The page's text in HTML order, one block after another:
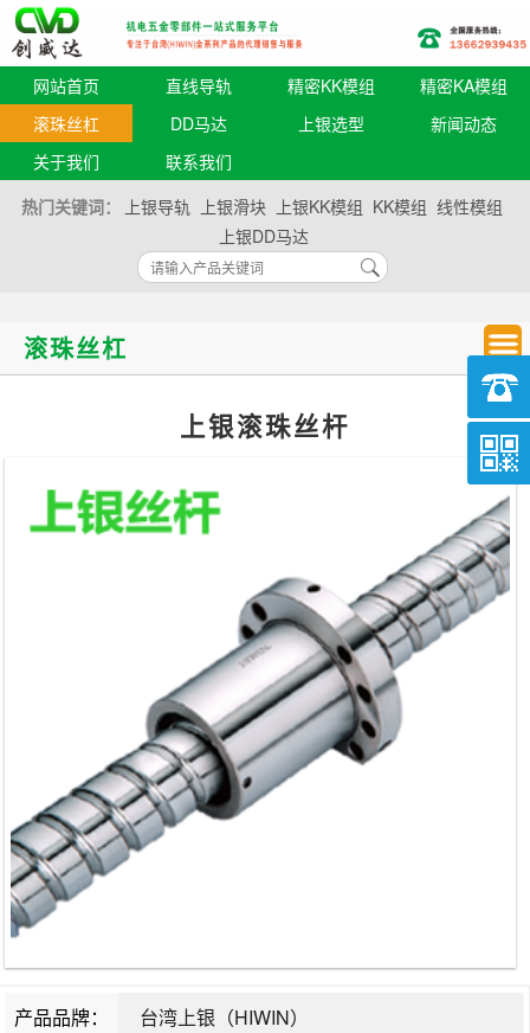
网站首页 直线导轨 精密KK模组
精密KA模组
滚珠丝杠
DD马达 上银选型
新闻动态
关于我们
联系我们
热门关键词：
上银导轨 上银滑块 上银KK模组 KK模组 线性模组
上银DD马达
滚珠丝杠
上银滚珠丝杆
产品品牌：
台湾上银（HIWIN）